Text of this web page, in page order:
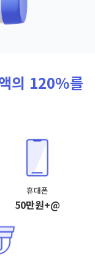
의 120%를
휴대폰
50만원+@